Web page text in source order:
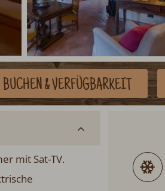
BUCHEN& VERFÜGBARKEIT
mit Sat-TV.